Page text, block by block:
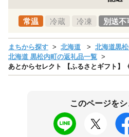
常温 冷蔵 冷凍 別送不
まちから探す 北海道
北海道黒
北海道 黒松内町の返礼品一覧
あとからセレクト 【ふるさとギフト】
このページを